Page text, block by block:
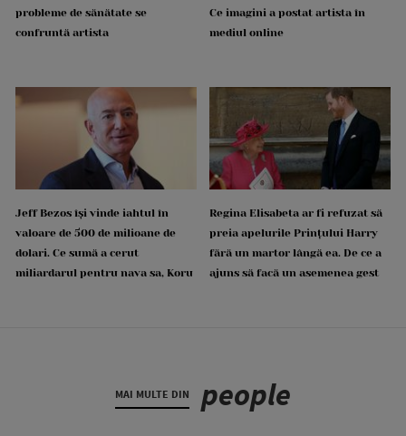
probleme de sănătate se
confruntă artista
Ce imagini a postat artista în
mediul online
Jeff Bezos își vinde iahtul în
valoare de 500 de milioane de
dolari. Ce sumă a cerut
miliardarul pentru nava sa, Koru
Regina Elisabeta ar fi refuzat să
preia apelurile Prințului Harry
fără un martor lângă ea. De ce a
ajuns să facă un asemenea gest
MAI MULTE DIN people